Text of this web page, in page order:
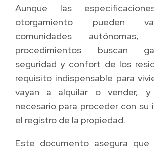
Aunque las
otorgamiento pueden
comunidades
procedimientos buscan
seguridad y confort de los
requisito indispensable para
vayan a alquilar o vender,
necesario para proceder con su
el registro de la propiedad.
Este documento asegura que